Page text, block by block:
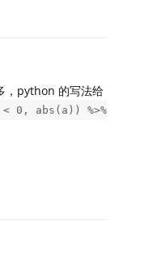
，python 的写法给
0, abs(a)) %>%